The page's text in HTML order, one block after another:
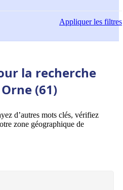
Appliquerles filtres
la recherche
(61)
d’autres mots clés, vérifiez
zone géographique de